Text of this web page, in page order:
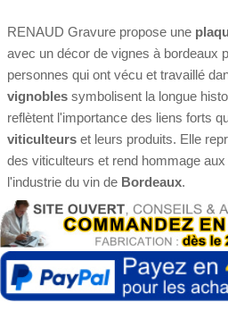
RENAUD Gravure propose une
avec un décor de vignes à bordeaux
personnes qui ont vécu et travaillé
vignobles symbolisent la longue
reflètent l'importance des liens forts
viticulteurs et leurs produits. Elle
des viticulteurs et rend hommage
l'industrie du vin de Bordeaux.